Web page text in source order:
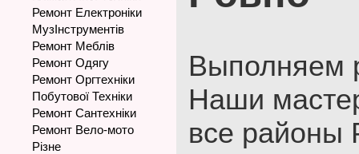
Ремонт Електроніки
МузІнструментів
Ремонт Меблів
Ремонт Одягу
Ремонт Оргтехніки
Побутової Техніки
Ремонт Сантехніки
Ремонт Вело-мото
Різне
Выполняем
Наши
все районы